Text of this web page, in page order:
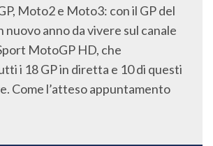
Moto2 e Moto3: con il GP del
nuovo anno da vivere sul canale
MotoGP HD, che
i 18 GP in diretta e 10 di questi
Come l’atteso appuntamento